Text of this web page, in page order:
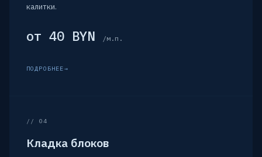
калитки.
от 40 BYN /м.п.
ПОДРОБНЕЕ
// 04
Кладка блоков